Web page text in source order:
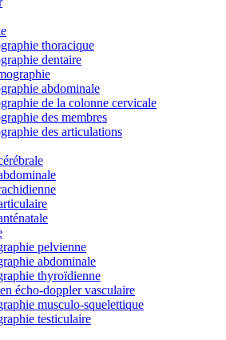
thoracique
dentaire
abdominale
de la colonne cervicale
des membres
des articulations
pelvienne
abdominale
thyroïdienne
écho-doppler vasculaire
musculo-squelettique
testiculaire